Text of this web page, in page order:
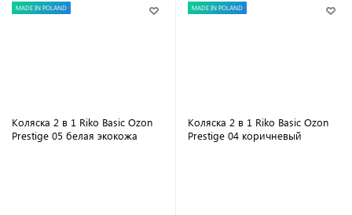
MADE IN POLAND
Коляска 2 в 1 Riko Basic Ozon
Prestige 05 белая экокожа
MADE IN POLAND
Коляска 2 в 1 Riko Basic Ozon
Prestige 04 коричневый